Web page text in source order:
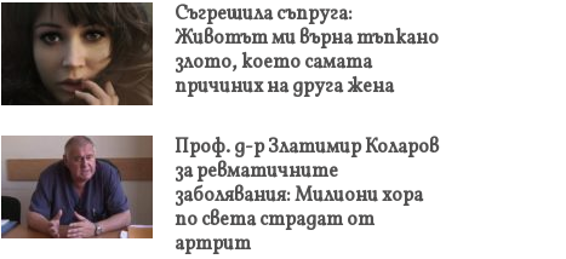
Съгрешила съпруга:
Животът ми върна тъпкано
злото, което самата
причиних на друга жена
Проф. д-р Златимир Коларов
за ревматичните
заболявания: Милиони хора
по света страдат от
артрит